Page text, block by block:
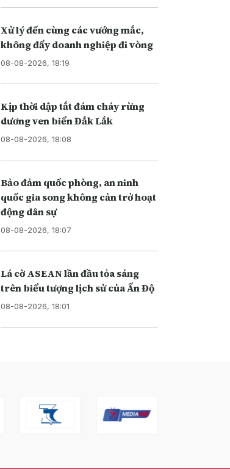
Xử lý đến cùng các vướng mắc,
không đẩy doanh nghiệp đi vòng
08-08-2026, 18:19
Kịp thời dập tắt đám cháy rừng
dương ven biển Đắk Lắk
08-08-2026, 18:08
Bảo đảm quốc phòng, an ninh
quốc gia song không cản trở hoạt
động dân sự
08-08-2026, 18:07
Lá cờ ASEAN lần đầu tỏa sáng
trên biểu tượng lịch sử của Ấn Độ
08-08-2026, 18:01